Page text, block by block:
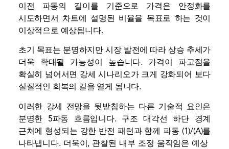
이전 파동의 길이를 기준으로 가격은 안정화를
시도하면서 차트에 설명된 비율을 목표로 하는 것이
이상적으로 예상됩니다.
초기 목표는 분명하지만 시장 발전에 따라 상승 추세가
더욱 확대될 가능성이 높습니다. 가격이 파고점을
확실히 넘어서면 강세 시나리오가 크게 강화되어 보다
실질적인 회복의 길을 열게 됩니다.
이러한 강세 전망을 뒷받침하는 다른 기술적 요인은
분명한 5파동 흐름입니다. 구조 대각선 하단 경계
근처에 형성되는 강한 반전 패턴과 함께 파동 (1)/(A)를
나타냅니다. 더욱이, 관찰된 내부 조정 움직임은 예상 ​​